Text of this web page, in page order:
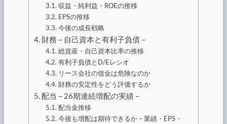
収益・純利益・ROEの推移
EPSの推移
今後の成長戦略
財務 – 自己資本と有利子負債 –
総資産・自己資本比率の推移
有利子負債とD/Eレシオ
リース会社の借金は危険なのか
財務の安定性をどう評価するか
配当 – 26期連続増配の実績 –
配当金推移
今後も増配は期待できるか – 業績・EPS・